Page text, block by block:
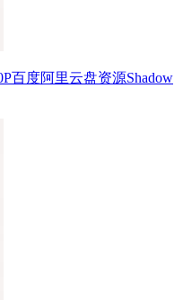
百度阿里云盘资源Shadow